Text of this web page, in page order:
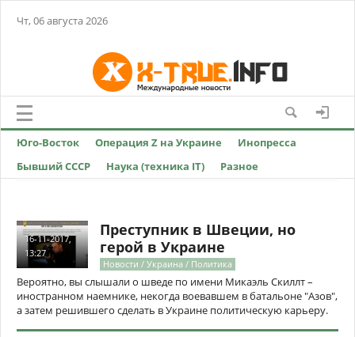
Чт, 06 августа 2026
Юго-Восток Операция Z на Украине
Инопресса
Бывший СССР
Наука (техника IT) Разное
16-11-2017,
13:27
Преступник в Швеции, но
герой в Украине
Новости / Украина / Политика
Вероятно, вы слышали о шведе по имени Микаэль Скиллт –
иностранном наемнике, некогда воевавшем в батальоне "Азов",
а затем решившего сделать в Украине политическую карьеру.